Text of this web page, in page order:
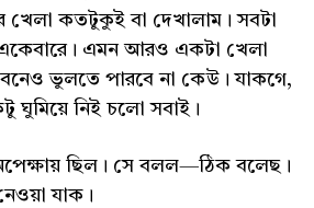
কতটুকুই বা দেখালাম। সবটা
এমন আরও একটা খেলা
ভুলতে পারবে না কেউ। যাকগে,
ঘুমিয়ে নিই চলো সবাই।
ছিল। সে বলল—ঠিক বলেছ।
যাক।